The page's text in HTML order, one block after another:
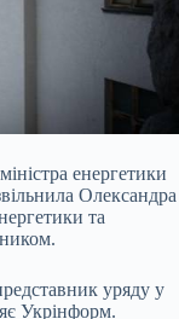
енергетики
Олександра
та
уряду у
Укрінформ.